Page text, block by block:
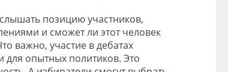
позицию участников,
и сможет ли этот человек
важно, участие в дебатах
для опытных политиков. Это